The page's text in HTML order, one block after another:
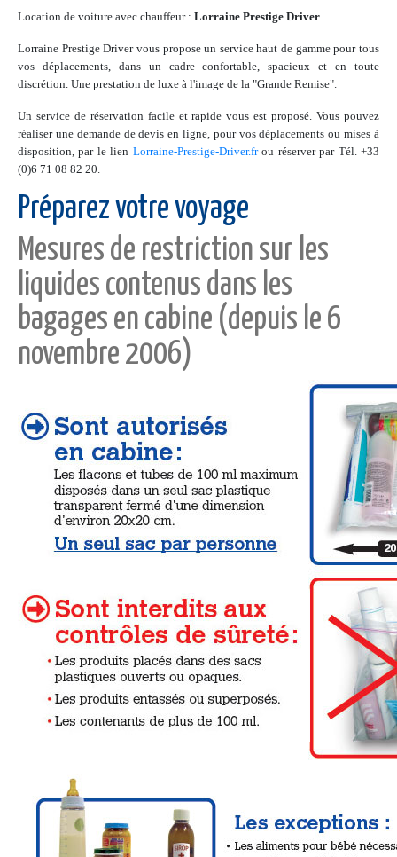
Location de voiture avec chauffeur : Lorraine Prestige Driver
Lorraine Prestige Driver vous propose un service haut de gamme pour tous
vos déplacements, dans un cadre confortable, spacieux et en toute
discrétion. Une prestation de luxe à l'image de la "Grande Remise".
Un service de réservation facile et rapide vous est proposé. Vous pouvez
réaliser une demande de devis en ligne, pour vos déplacements ou mises à
disposition, par le lien Lorraine-Prestige-Driver.frou réserver par Tél. +33
(0)6 71 08 82 20.
Préparez votre voyage
Mesures de restriction sur les
liquides contenus dans les
bagages en cabine (depuis le 6
novembre 2006)